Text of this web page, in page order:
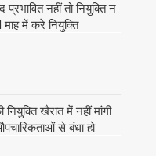
नहीं तो नियुक्ति न
में करे नियुक्ति
खैरात में नहीं मांगी
से बंधा हो